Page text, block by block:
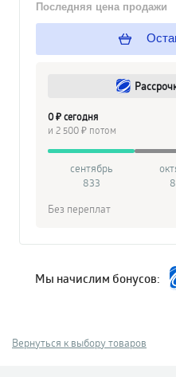
Последняя цена продажи
0 ₽ сегодня
и 2 500 ₽ потом
сентябрь
833
Без переплат
Мы начислим бонусов:
Вернуться к выбору товаров